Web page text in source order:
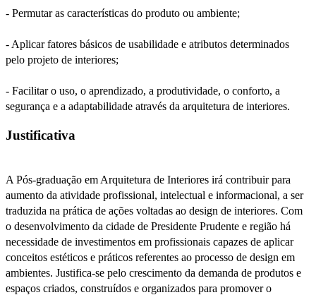
- Permutar as características do produto ou ambiente;
- Aplicar fatores básicos de usabilidade e atributos determinados
pelo projeto de interiores;
- Facilitar o uso, o aprendizado, a produtividade, o conforto, a
segurança e a adaptabilidade através da arquitetura de interiores.
Justificativa
A Pós-graduação em Arquitetura de Interiores irá contribuir para
aumento da atividade profissional, intelectual e informacional, a ser
traduzida na prática de ações voltadas ao design de interiores. Com
o desenvolvimento da cidade de Presidente Prudente e região há
necessidade de investimentos em profissionais capazes de aplicar
conceitos estéticos e práticos referentes ao processo de design em
ambientes. Justifica-se pelo crescimento da demanda de produtos e
espaços criados, construídos e organizados para promover o